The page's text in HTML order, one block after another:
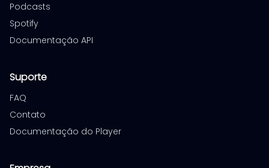
Podcasts
Spotify
Documentação API
Suporte
FAQ
Contato
Documentação do Player